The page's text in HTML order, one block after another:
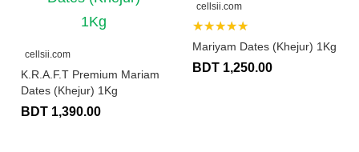
cellsii.com
K.R.A.F.T Premium Mariam
Dates (Khejur) 1Kg
BDT 1,390.00
cellsii.com
★★★★★
Mariyam Dates (Khejur) 1Kg
BDT 1,250.00